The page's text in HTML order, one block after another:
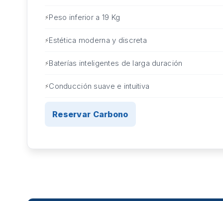
Peso inferior a 19 Kg
Estética moderna y discreta
Baterías inteligentes de larga duración
Conducción suave e intuitiva
Reservar Carbono